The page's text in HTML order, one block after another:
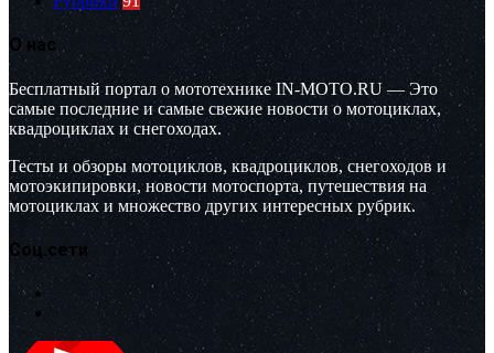
О нас
Бесплатный портал о мототехнике IN-MOTO.RU — Это
самые последние и самые свежие новости о мотоциклах,
квадроциклах и снегоходах.
Тесты и обзоры мотоциклов, квадроциклов, снегоходов и
мотоэкипировки, новости мотоспорта, путешествия на
мотоциклах и множество других интересных рубрик.
Соц.сети